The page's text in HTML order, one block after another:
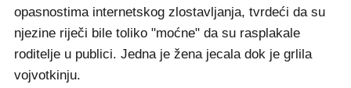
opasnostima internetskog zlostavljanja, tvrdeći da su
njezine riječi bile toliko "moćne" da su rasplakale
roditelje u publici. Jedna je žena jecala dok je grlila
vojvotkinju.